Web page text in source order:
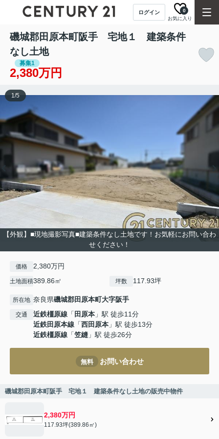
ログイン
お気に入り
0
磯城郡田原本町阪手 宅地１ 建築条件
なし土地
募集1
2,380万円
【外観】■現地撮影写真■建築条件なし土地です！お気軽にお問い合わ
せください！
1/5
価格 2,380万円
土地面積389.86㎡ 坪数 117.93坪
所在地 奈良県磯城郡田原本町大字阪手
交通 近鉄橿原線 「 田原本 」駅 徒歩11分
近鉄田原本線 「西田原本 」駅 徒歩13分
近鉄橿原線 「笠縫 」駅 徒歩26分
無料 お問い合わせ
磯城郡田原本町阪手 宅地１ 建築条件なし土地の販売中物件
2,380万円
117.93坪(389.86㎡)